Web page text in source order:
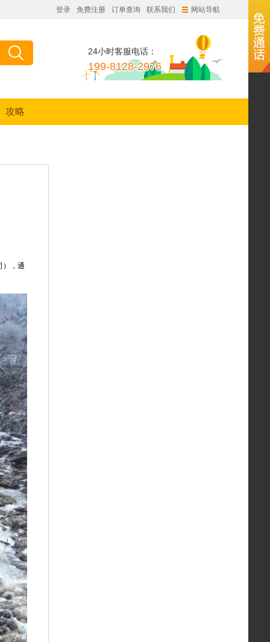
登录 免费注册 订单查询 联系我们 网站导航
24小时客服电话：
199-8128-2976
攻略
），通